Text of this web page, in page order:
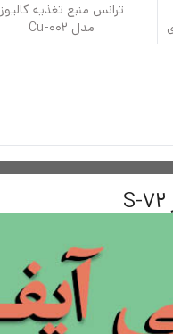
ترانس منبع تغذیه کالیوز
مدل Cu-002